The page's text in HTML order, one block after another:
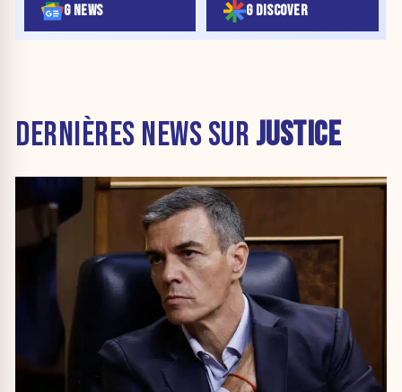
G NEWS G DISCOVER
DERNIÈRES NEWS SUR JUSTICE